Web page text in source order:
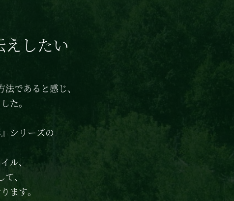
したい
法であると感じ、
た。
シリーズの
ル、
、
ます。